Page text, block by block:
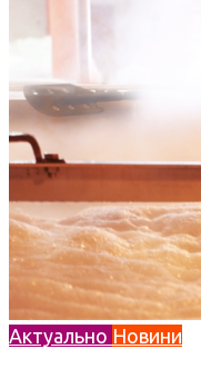
Актуально Новини